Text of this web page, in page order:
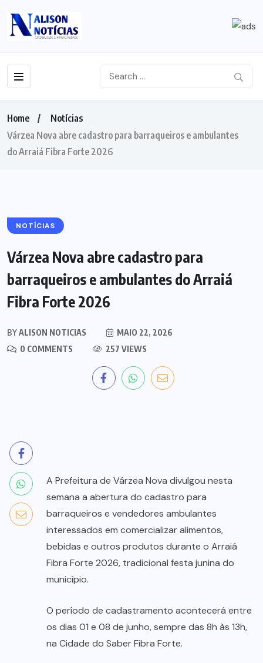
Home
Notícias
Várzea Nova abre cadastro para barraqueiros e ambulantes
do Arraiá Fibra Forte 2026
NOTÍCIAS
Várzea Nova abre cadastro para
barraqueiros e ambulantes do Arraiá
Fibra Forte 2026
BYALISON NOTICIAS
MAIO 22, 2026
0 COMMENTS
257 VIEWS
A Prefeitura de Várzea Nova divulgou nesta
semana a abertura do cadastro para
barraqueiros e vendedores ambulantes
interessados em comercializar alimentos,
bebidas e outros produtos durante o Arraiá
Fibra Forte 2026, tradicional festa junina do
município.
O período de cadastramento acontecerá entre
os dias 01 e 08 de junho, sempre das 8h às 13h,
na Cidade do Saber Fibra Forte.